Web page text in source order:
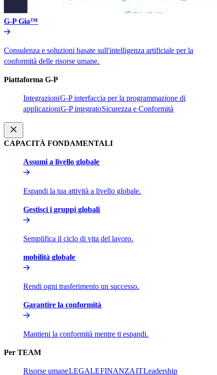
G-P Gia™​​
Consulenza e soluzioni basate sull'intelligenza artificiale per la
conformità delle risorse umane.​​
Piattaforma G-P​​
Integrazioni​​G-P interfaccia per la programmazione di
applicazioni​​G-P integrato​​Sicurezza e Conformità​​
CAPACITÀ FONDAMENTALI​​
Assumi a livello globale​​
Espandi la tua attività a livello globale.​​
Gestisci i gruppi globali​​
Semplifica il ciclo di vita del lavoro.​​
mobilità globale​​
Rendi ogni trasferimento un successo.​​
Garantire la conformità​​
Mantieni la conformità mentre ti espandi.​​
Per TEAM​​
Risorse umane​​LEGALE​​FINANZA​​IT​​Leadership​​